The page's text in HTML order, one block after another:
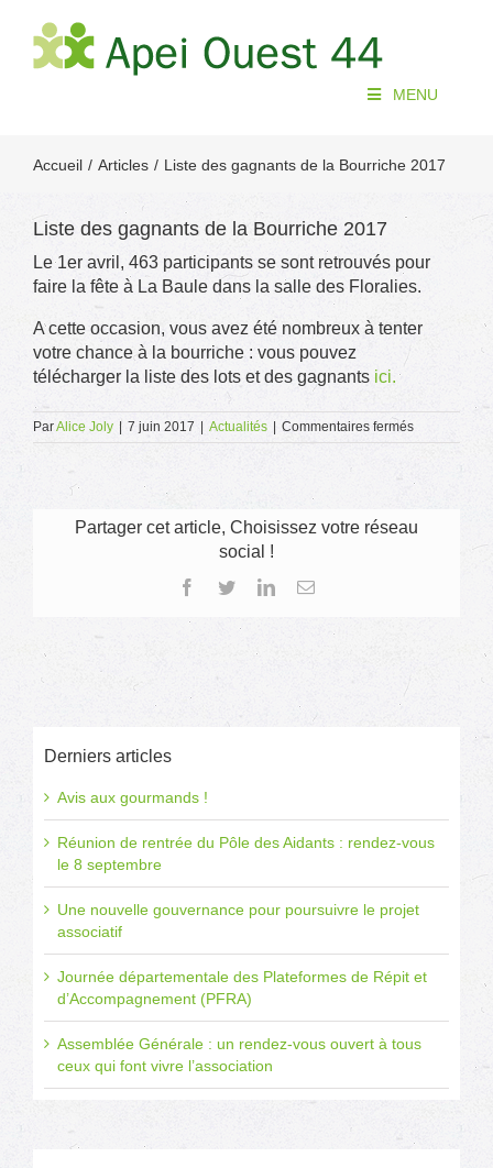
contenu
MENU
Accueil Articles Liste des gagnants de la Bourriche 2017
Liste des gagnants de la Bourriche 2017
Le 1er avril, 463 participants se sont retrouvés pour
faire la fête à La Baule dans la salle des Floralies.
A cette occasion, vous avez été nombreux à tenter
votre chance à la bourriche : vous pouvez
télécharger la liste des lots et des gagnants ici.
ParAlice Joly 7 juin 2017 Actualités Commentaires ferméssur
Liste
gagnants
Bourriche
Partager cet article, Choisissez votre réseau
social !
Facebook
TwitterLinkedInEmail
Derniers articles
Avis aux gourmands !
Réunion de rentrée du Pôle des Aidants : rendez-vous
le 8 septembre
Une nouvelle gouvernance pour poursuivre le projet
associatif
Journée départementale des Plateformes de Répit et
d’Accompagnement (PFRA)
Assemblée Générale : un rendez-vous ouvert à tous
ceux qui font vivre l’association